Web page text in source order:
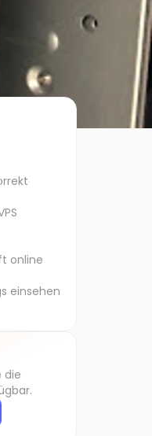
online
einsehen
die